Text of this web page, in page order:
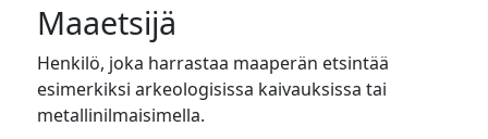
Maaetsijä
Henkilö, joka harrastaa maaperän etsintää
esimerkiksi arkeologisissa kaivauksissa tai
metallinilmaisimella.